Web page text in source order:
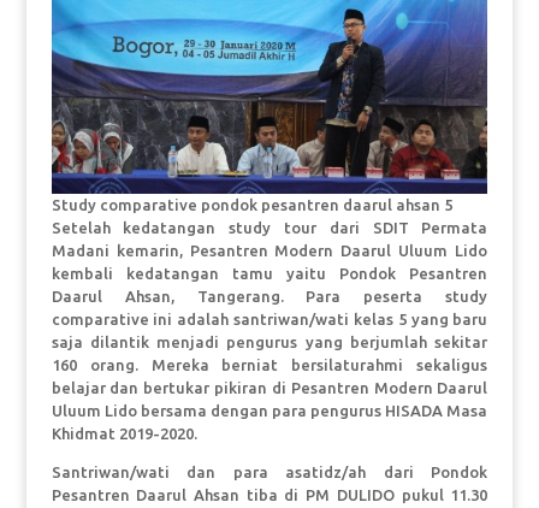
Study comparative pondok pesantren daarul ahsan 5
Setelah kedatangan study tour dari SDIT Permata
Madani kemarin, Pesantren Modern Daarul Uluum Lido
kembali kedatangan tamu yaitu Pondok Pesantren
Daarul Ahsan, Tangerang. Para peserta study
comparative ini adalah santriwan/wati kelas 5 yang baru
saja dilantik menjadi pengurus yang berjumlah sekitar
160 orang. Mereka berniat bersilaturahmi sekaligus
belajar dan bertukar pikiran di Pesantren Modern Daarul
Uluum Lido bersama dengan para pengurus HISADA Masa
Khidmat 2019-2020.
Santriwan/wati dan para asatidz/ah dari Pondok
Pesantren Daarul Ahsan tiba di PM DULIDO pukul 11.30